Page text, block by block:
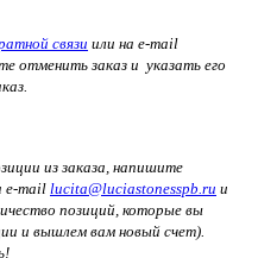
связи или на e-mail
отменить заказ и указать его
из заказа, напишите
e-mail lucita@luciastonesspb.ru и
позиций, которые вы
и вышлем вам новый счет).